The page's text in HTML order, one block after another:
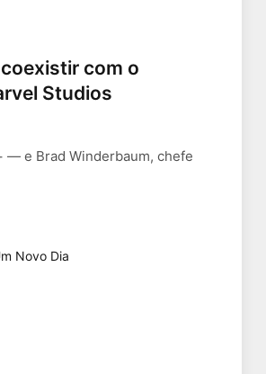
com o
Studios
— e Brad Winderbaum, chefe